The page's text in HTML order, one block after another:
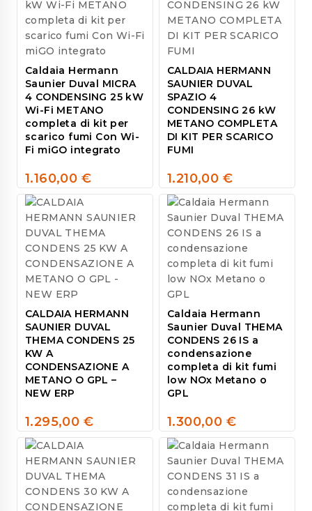
Caldaia Hermann
Saunier Duval MICRA
4 CONDENSING 25 kW
Wi-Fi METANO
completa di kit per
scarico fumi Con Wi-
Fi miGO integrato
0
out
of
5
1.160,00 €
CALDAIA HERMANN
SAUNIER DUVAL
SPAZIO 4
CONDENSING 26 kW
METANO COMPLETA
DI KIT PER SCARICO
FUMI
0
out
of
5
1.210,00 €
CALDAIA HERMANN
SAUNIER DUVAL
THEMA CONDENS 25
KW A
CONDENSAZIONE A
METANO O GPL –
NEW ERP
0
out
of
5
1.295,00 €
Caldaia Hermann
Saunier Duval THEMA
CONDENS 26 IS a
condensazione
completa di kit fumi
low NOx Metano o
GPL
0
out
of
5
1.300,00 €